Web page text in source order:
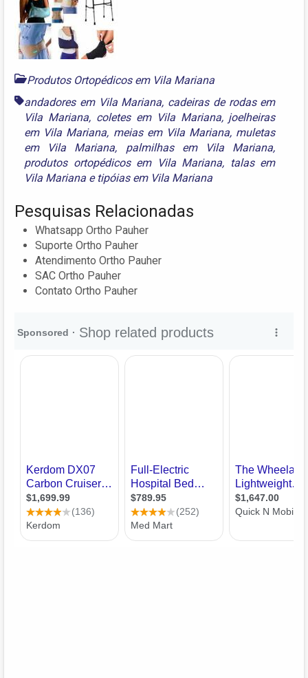
Produtos Ortopédicos em Vila Mariana
andadores em Vila Mariana, cadeiras de rodas em
Vila Mariana, coletes em Vila Mariana, joelheiras
em Vila Mariana, meias em Vila Mariana, muletas
em Vila Mariana, palmilhas em Vila Mariana,
produtos ortopédicos em Vila Mariana, talas em
Vila Mariana e tipóias em Vila Mariana
Pesquisas Relacionadas
Whatsapp Ortho Pauher
Suporte Ortho Pauher
Atendimento Ortho Pauher
SAC Ortho Pauher
Contato Ortho Pauher